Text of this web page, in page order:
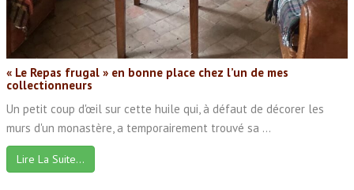
« Le Repas frugal » en bonne place chez l’un de mes
collectionneurs
Un petit coup d'œil sur cette huile qui, à défaut de décorer les
murs d'un monastère, a temporairement trouvé sa ...
Lire La Suite…